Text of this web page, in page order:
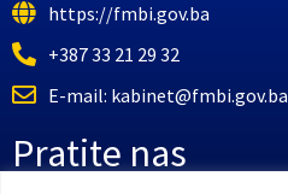
https://fmbi.gov.ba
+387 33 21 29 32
E-mail: kabinet@fmbi.gov.ba
Pratite nas